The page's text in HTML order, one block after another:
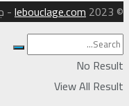
© 2023
lebouclage.com
-
No Result
View All Result